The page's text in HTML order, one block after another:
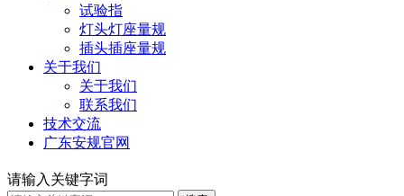
试验指
灯头灯座量规
插头插座量规
关于我们
关于我们
联系我们
技术交流
广东安规官网
请输入关键字词